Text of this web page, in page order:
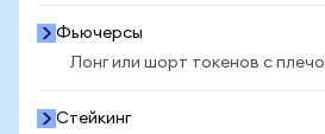
Фьючерсы
Лонг или шорт токенов с
Стейкинг